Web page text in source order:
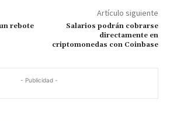
rebote
Artículo siguiente
Salarios podrán cobrarse
directamente en
criptomonedas con Coinbase
- Publicidad -